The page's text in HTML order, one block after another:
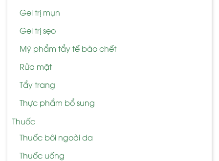
Gel trị mụn
Gel trị sẹo
Mỹ phẩm tẩy tế bào chết
Rửa mặt
Tẩy trang
Thực phẩm bổ sung
Thuốc
Thuốc bôi ngoài da
Thuốc uống